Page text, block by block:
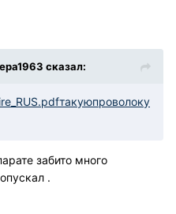
сказал:
забито много
.